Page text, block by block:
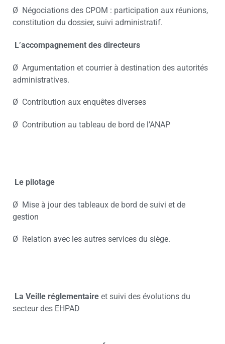
Ø Négociations des CPOM : participation aux réunions,
constitution du dossier, suivi administratif.
L’accompagnement des directeurs
Ø Argumentation et courrier à destination des autorités
administratives.
Ø Contribution aux enquêtes diverses
Ø Contribution au tableau de bord de l’ANAP
Le pilotage
Ø Mise à jour des tableaux de bord de suivi et de
gestion
Ø Relation avec les autres services du siège.
La Veille réglementaire et suivi des évolutions du
secteur des EHPAD